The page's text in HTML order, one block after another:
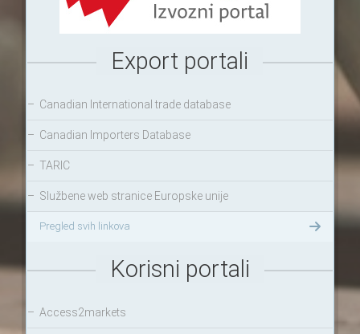
Export portali
– Canadian International trade database
– Canadian Importers Database
– TARIC
– Službene web stranice Europske unije
Pregled svih linkova
Korisni portali
– Access2markets